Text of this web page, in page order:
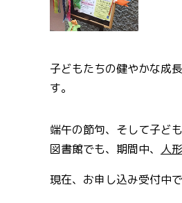
子どもたちの健やかな成
す。
端午の節句、そして子ど
図書館でも、期間中、 人
現在、お申し込み受付中